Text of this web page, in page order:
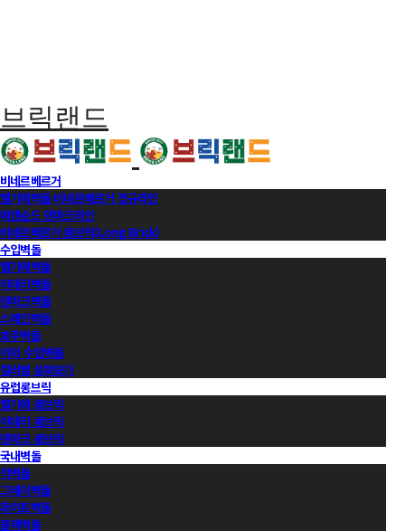
브릭랜드
비네르베르거
벨기에벽돌 비네르베르거 정규라인
에겐순드 덴마크라인
비네르베르거 롱브릭(Long Brick)
수입벽돌
벨기에벽돌
이태리벽돌
덴마크벽돌
스페인벽돌
호주벽돌
이외 수입벽돌
컬러별 살펴보기
유럽롱브릭
벨기에 롱브릭
이태리 롱브릭
덴마크 롱브릭
국내벽돌
적벽돌
그레이벽돌
화이트벽돌
블랙벽돌